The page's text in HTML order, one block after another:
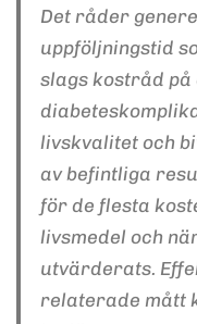
Det råder
uppföljningstid
slags kostråd på
livskvalitet och
av befintliga
för de flesta
livsmedel och
utvärderats.
relaterade mått